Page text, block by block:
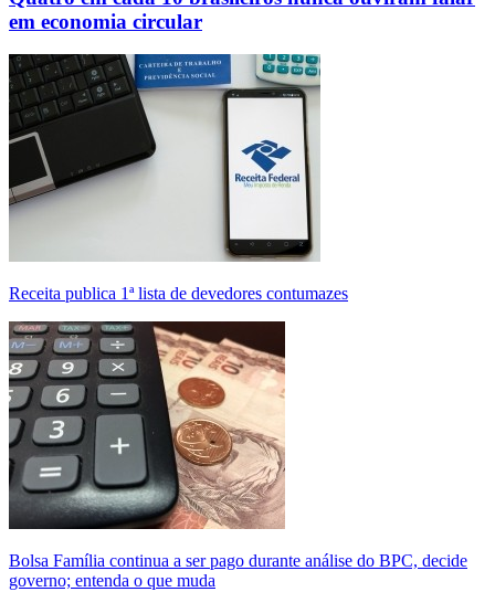
em economia circular
Receita publica 1ª lista de devedores contumazes
Bolsa Família continua a ser pago durante análise do BPC, decide
governo; entenda o que muda